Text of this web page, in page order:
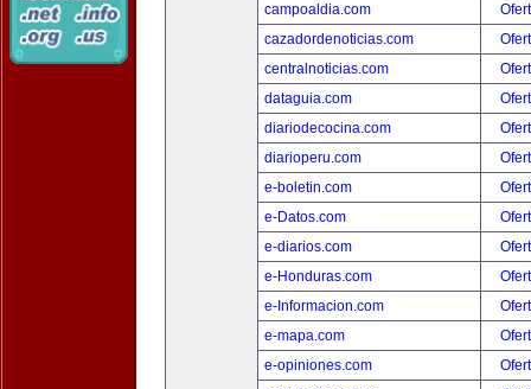
campoaldia.com
cazadordenoticias.com
centralnoticias.com
dataguia.com
diariodecocina.com
diarioperu.com
e-boletin.com
e-Datos.com
e-diarios.com
e-Honduras.com
e-Informacion.com
e-mapa.com
e-opiniones.com